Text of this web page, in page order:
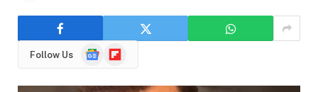
Follow Us
GoogleFlipboard